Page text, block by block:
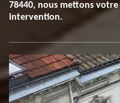
78440, nous mettons
intervention.